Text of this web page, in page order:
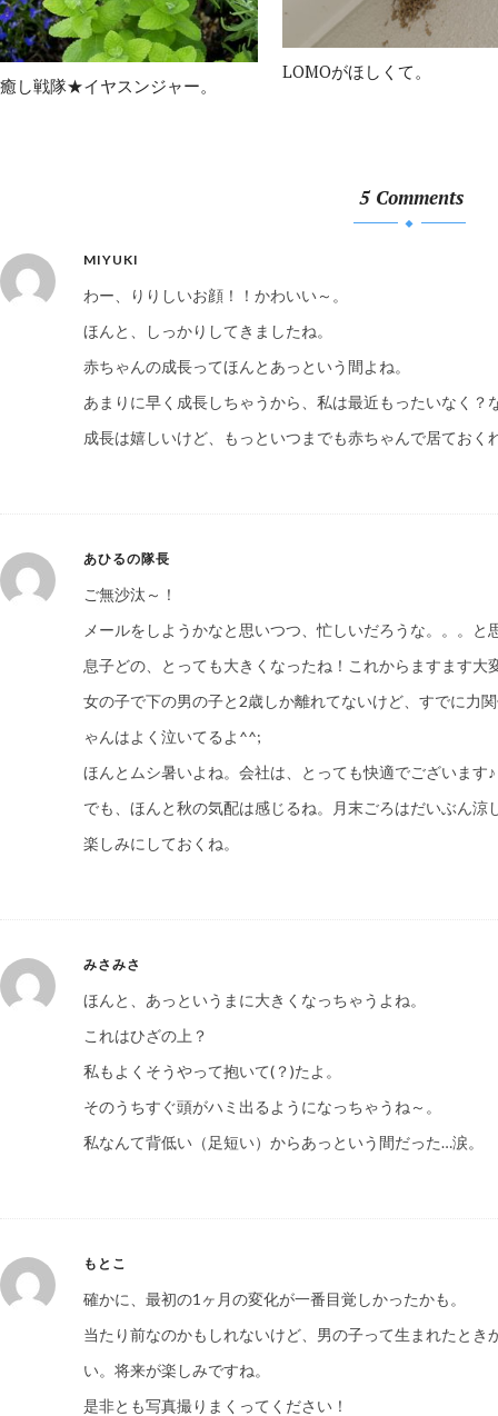
癒し戦隊★イヤスンジャー。
LOMOがほしくて。
5 Comments
MIYUKI
わー、りりしいお顔！！かわいい～。
ほんと、しっかりしてきましたね。
赤ちゃんの成長ってほんとあっという間よね。
あまりに早く成長しちゃうから、私は最近もったいなく？
成長は嬉しいけど、もっといつまでも赤ちゃんで居ておく
あひるの隊長
ご無沙汰～！
メールをしようかなと思いつつ、忙しいだろうな。。。
息子どの、とっても大きくなったね！これからますます
女の子で下の男の子と2歳しか離れてないけど、すでに力
ゃんはよく泣いてるよ^^;
ほんとムシ暑いよね。会社は、とっても快適でございます♪
でも、ほんと秋の気配は感じるね。月末ごろはだいぶん
楽しみにしておくね。
みさみさ
ほんと、あっというまに大きくなっちゃうよね。
これはひざの上？
私もよくそうやって抱いて(？)たよ。
そのうちすぐ頭がハミ出るようになっちゃうね～。
私なんて背低い（足短い）からあっという間だった…涙。
もとこ
確かに、最初の1ヶ月の変化が一番目覚しかったかも。
当たり前なのかもしれないけど、男の子って生まれたと
い。将来が楽しみですね。
是非とも写真撮りまくってください！